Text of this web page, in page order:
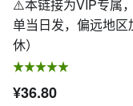
⚠️本链接为VIP专属
单当日发，偏远地
休）
¥36.80